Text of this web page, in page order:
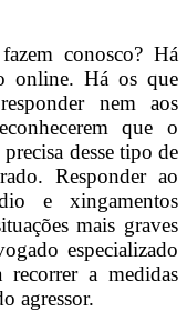
conosco? Há
online. Há os que
nem aos
que o
desse tipo de
Responder ao
e xingamentos
mais graves
especializado
recorrer a medidas
agressor.